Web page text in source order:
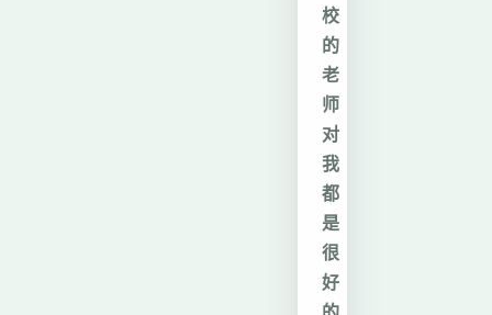
校
的
老
师
对
我
都
是
很
好